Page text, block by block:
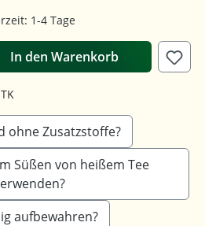
1-4 Tage
In den Warenkorb
ohne Zusatzstoffe?
Süßen von heißem Tee
aufbewahren?